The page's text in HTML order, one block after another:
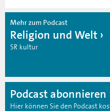
Mehr zum Podcast
Religion und Welt
SR kultur
Podcast abonnieren
Hier können Sie den Podcast